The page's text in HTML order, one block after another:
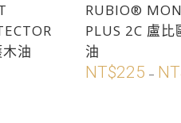
油
品
有
多
RUBIO®
PLUS 2C 盧
油
NT$225 –